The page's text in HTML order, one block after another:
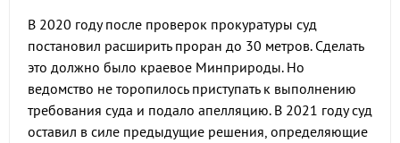
В 2020 году после проверок прокуратуры суд
постановил расширить проран до 30 метров. Сделать
это должно было краевое Минприроды. Но
ведомство не торопилось приступать к выполнению
требования суда и подало апелляцию. В 2021 году суд
оставил в силе предыдущие решения, определяющие